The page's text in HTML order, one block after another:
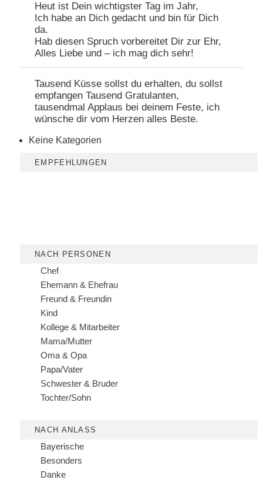
Heut ist Dein wichtigster Tag im Jahr,
Ich habe an Dich gedacht und bin für Dich
da.
Hab diesen Spruch vorbereitet Dir zur Ehr,
Alles Liebe und – ich mag dich sehr!
Tausend Küsse sollst du erhalten, du sollst
empfangen Tausend Gratulanten,
tausendmal Applaus bei deinem Feste, ich
wünsche dir vom Herzen alles Beste.
Keine Kategorien
EMPFEHLUNGEN
NACH PERSONEN
Chef
Ehemann & Ehefrau
Freund & Freundin
Kind
Kollege & Mitarbeiter
Mama/Mutter
Oma & Opa
Papa/Vater
Schwester & Bruder
Tochter/Sohn
NACH ANLASS
Bayerische
Besonders
Danke